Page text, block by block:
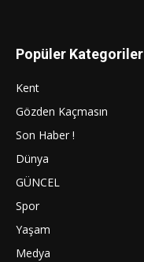
Popüler Kategoriler
Kent
Gözden Kaçmasın
Son Haber !
Dünya
GÜNCEL
Spor
Yaşam
Medya